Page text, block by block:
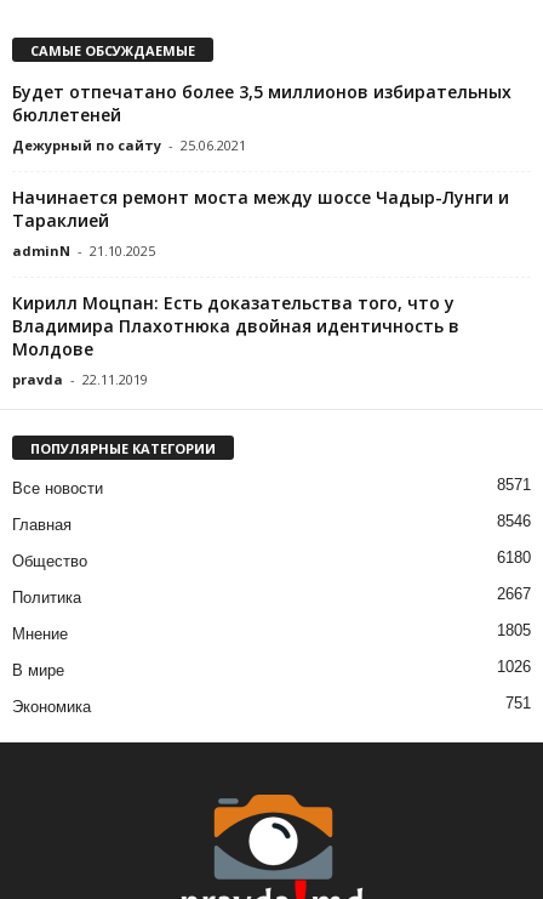
САМЫЕ ОБСУЖДАЕМЫЕ
Будет отпечатано более 3,5 миллионов избирательных
бюллетеней
Дежурный по сайту - 25.06.2021
Начинается ремонт моста между шоссе Чадыр-Лунги и
Тараклией
adminN - 21.10.2025
Кирилл Моцпан: Есть доказательства того, что у
Владимира Плахотнюка двойная идентичность в
Молдове
pravda - 22.11.2019
ПОПУЛЯРНЫЕ КАТЕГОРИИ
Все новости 8571
Главная 8546
Общество 6180
Политика 2667
Мнение 1805
В мире 1026
Экономика 751